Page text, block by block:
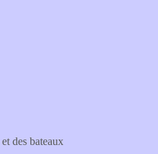
des bateaux